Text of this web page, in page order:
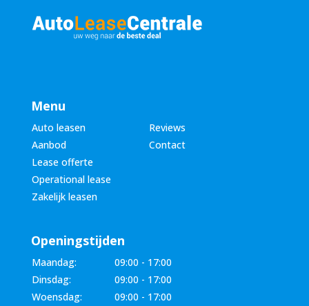
Menu
Auto leasen
Reviews
Aanbod
Contact
Lease offerte
Operational lease
Zakelijk leasen
Openingstijden
Maandag:
09:00 - 17:00
Dinsdag:
09:00 - 17:00
Woensdag:
09:00 - 17:00